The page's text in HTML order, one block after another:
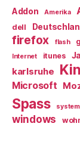
Addon Amerika
dell
firefox flash
Internet itunes
karlsruhe
Microsoft
Spass system
windows